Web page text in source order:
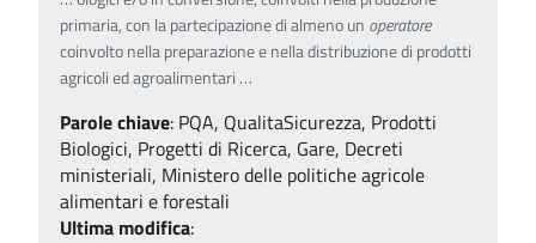
primaria, con la partecipazione di almeno un operatore
coinvolto nella preparazione e nella distribuzione di prodotti
agricoli ed agroalimentari …
Parole chiave: PQA, QualitaSicurezza, Prodotti
Biologici, Progetti di Ricerca, Gare, Decreti
ministeriali, Ministero delle politiche agricole
alimentari e forestali
Ultima modifica: